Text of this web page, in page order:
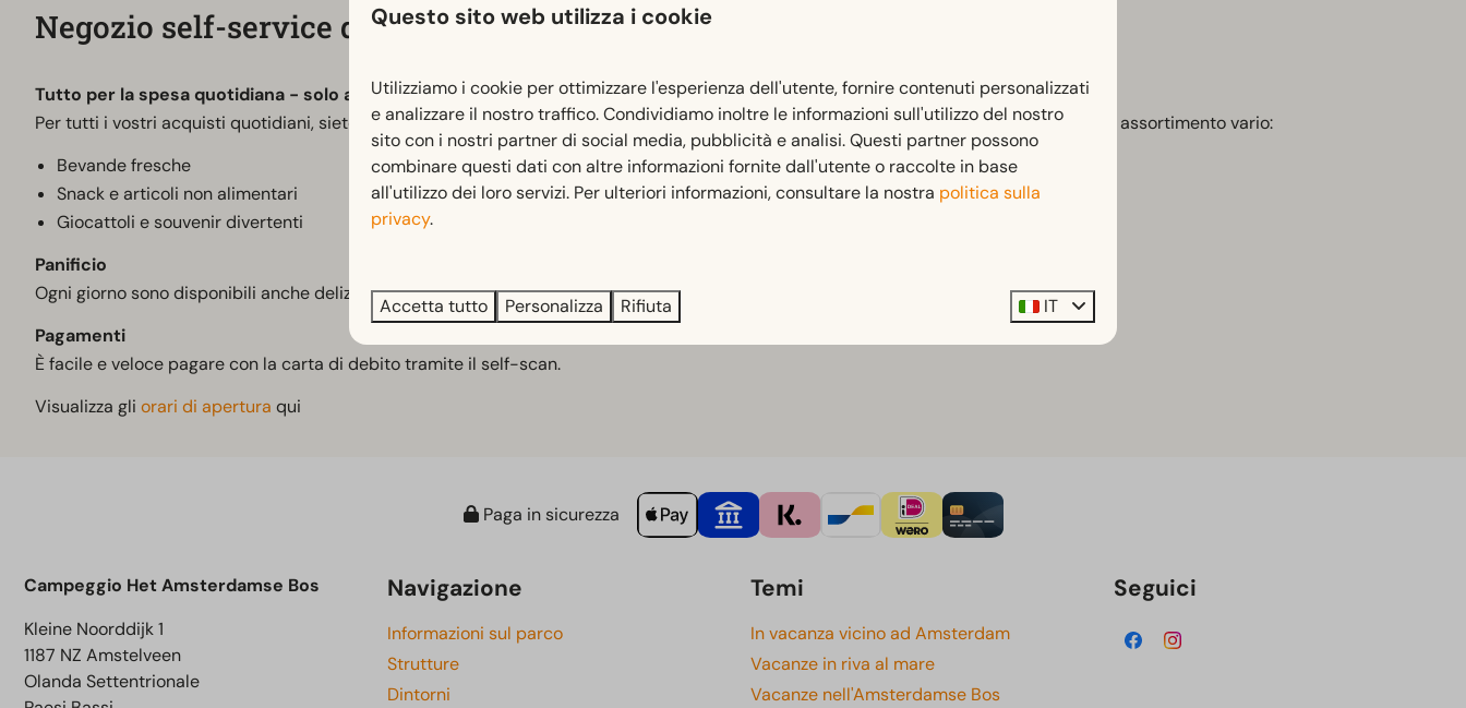
Negozio self-service del parco
Tutto per la spesa quotidiana - solo al parco!
Per tutti i vostri acquisti quotidiani, siete i benvenuti nel negozio del parco. Durante gli orari di apertura della reception, qui troverete un assortimento vario:
Bevande fresche
Snack e articoli non alimentari
Giocattoli e souvenir divertenti
Panificio
Ogni giorno sono disponibili anche deliziosi panini freschi. In bassa stagione sono disponibili su ordinazione.
Pagamenti
È facile e veloce pagare con la carta di debito tramite il self-scan.
Visualizza gliorari di apertura qui
Paga in sicurezza
Campeggio Het Amsterdamse Bos
Kleine Noorddijk 1
1187 NZ Amstelveen
Olanda Settentrionale
Navigazione
Informazioni sul parco
Strutture
Dintorni
Temi
In vacanza vicino ad Amsterdam
Vacanze in riva al mare
Vacanze nell'Amsterdamse Bos
Seguici
Questo sito web utilizza i cookie
Utilizziamo i cookie per ottimizzare l'esperienza dell'utente, fornire contenuti personalizzati
e analizzare il nostro traffico. Condividiamo inoltre le informazioni sull'utilizzo del nostro
sito con i nostri partner di social media, pubblicità e analisi. Questi partner possono
combinare questi dati con altre informazioni fornite dall'utente o raccolte in base
all'utilizzo dei loro servizi. Per ulteriori informazioni, consultare la nostra politica sulla
privacy.
Accetta tutto Personalizza Rifiuta IT